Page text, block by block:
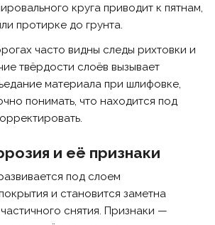
круга приводит к пятнам,
протирке до грунта.
часто видны следы рихтовки и
твёрдости слоёв вызывает
материала при шлифовке,
понимать, что находится под
и её признаки
под слоем
и становится заметна
снятия. Признаки —